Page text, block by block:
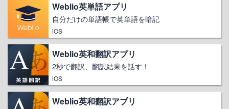
Weblio英単語アプリ
自分だけの単語帳で英単語を暗記
iOS
Weblio英和翻訳アプリ
2秒で翻訳、翻訳結果を話す！
iOS
Weblio英和翻訳アプリ